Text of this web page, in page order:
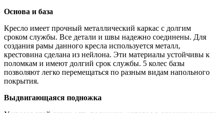
Основа и база
Кресло имеет прочный металлический каркас с долгим
сроком службы. Все детали и швы надежно соединены. Для
создания рамы данного кресла используется металл,
крестовина сделана из нейлона. Эти материалы устойчивы к
поломкам и имеют долгий срок службы. 5 колес базы
позволяют легко перемещаться по разным видам напольного
покрытия.
Выдвигающаяся подножка